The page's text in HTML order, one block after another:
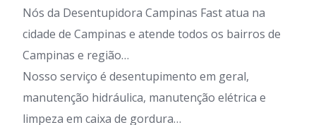
Nós da Desentupidora Campinas Fast atua na
cidade de Campinas e atende todos os bairros de
Campinas e região…
Nosso serviço é desentupimento em geral,
manutenção hidráulica, manutenção elétrica e
limpeza em caixa de gordura…